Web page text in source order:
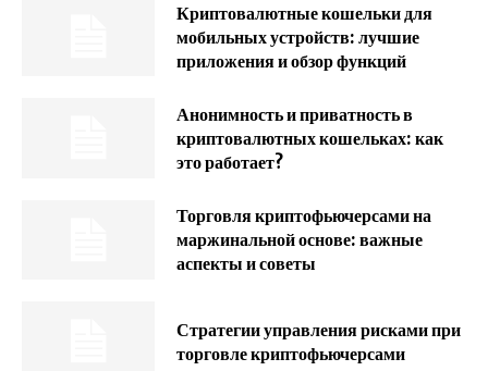
Криптовалютные кошельки для
мобильных устройств: лучшие
приложения и обзор функций
Анонимность и приватность в
криптовалютных кошельках: как
это работает?
Торговля криптофьючерсами на
маржинальной основе: важные
аспекты и советы
Стратегии управления рисками при
торговле криптофьючерсами